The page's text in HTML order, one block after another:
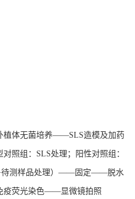
体无菌培养——SLS造模及加药
照组：SLS处理；阳性对照组：
待测样品处理）——固定——脱水
荧光染色——显微镜拍照